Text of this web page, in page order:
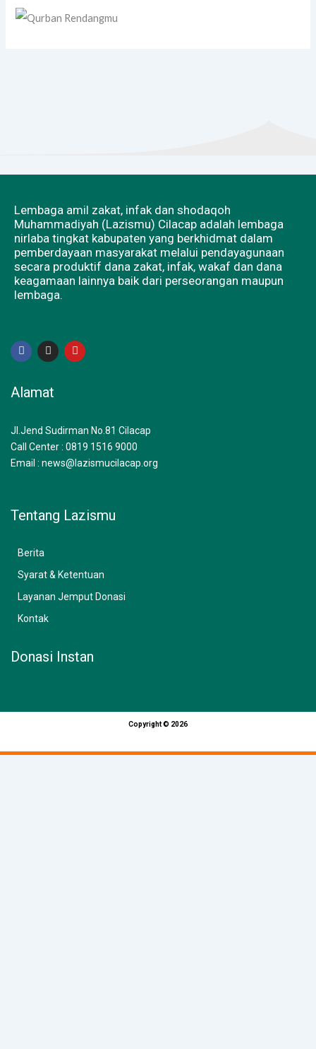
Lembaga amil zakat, infak dan shodaqoh
Muhammadiyah (Lazismu) Cilacap adalah lembaga
nirlaba tingkat kabupaten yang berkhidmat dalam
pemberdayaan masyarakat melalui pendayagunaan
secara produktif dana zakat, infak, wakaf dan dana
keagamaan lainnya baik dari perseorangan maupun
lembaga.
F
a
c
o
I
n
s
g
m
Y
o
u
Alamat
Jl.Jend Sudirman No.81 Cilacap
Call Center : 0819 1516 9000
Email : news@lazismucilacap.org
Tentang Lazismu
Berita
Syarat & Ketentuan
Layanan Jemput Donasi
Kontak
Donasi Instan
Copyright © 2026